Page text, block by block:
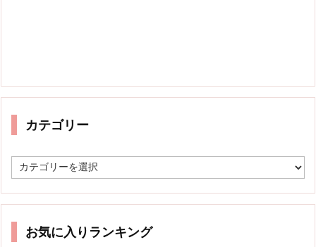
カテゴリー
テ
リ
お気に入りランキング